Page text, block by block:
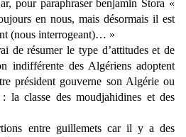
pour paraphraser benjamin Stora «
en nous, mais désormais il est
(nous interrogeant)… »
de résumer le type d’attitudes et de
indifférente des Algériens adoptent
président gouverne son Algérie ou
la classe des moudjahidines et des
entre guillemets car il y a des